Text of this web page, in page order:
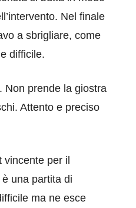
Nel finale
a sbrigliare, come
difficile.
Non prende la giostra
Attento e preciso
vincente per il
una partita di
ma ne esce